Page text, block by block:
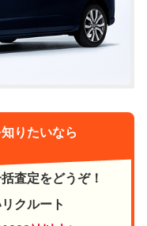
りたいなら
査定をどうぞ！
クルート